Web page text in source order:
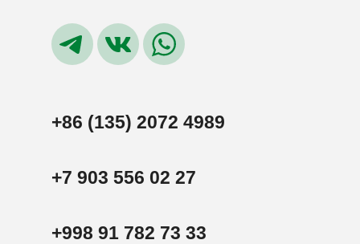
+86 (135) 2072 4989
+7 903 556 02 27
+998 91 782 73 33